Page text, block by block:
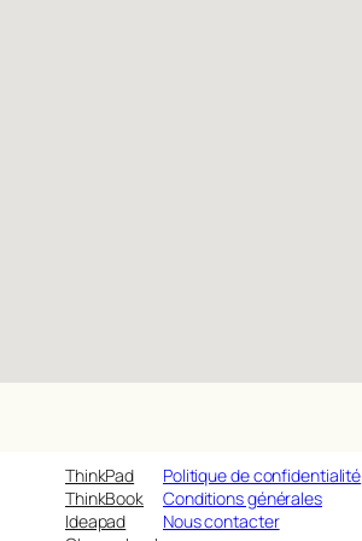
ThinkPad
ThinkBook
Ideapad
Politique de confidentialité
Conditions générales
Nous contacter